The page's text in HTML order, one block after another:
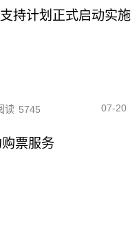
持计划正式启动实施
读 5745 07-20
票服务